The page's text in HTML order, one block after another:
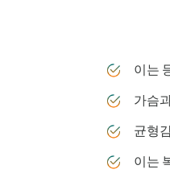
이는
가슴
균형
이는